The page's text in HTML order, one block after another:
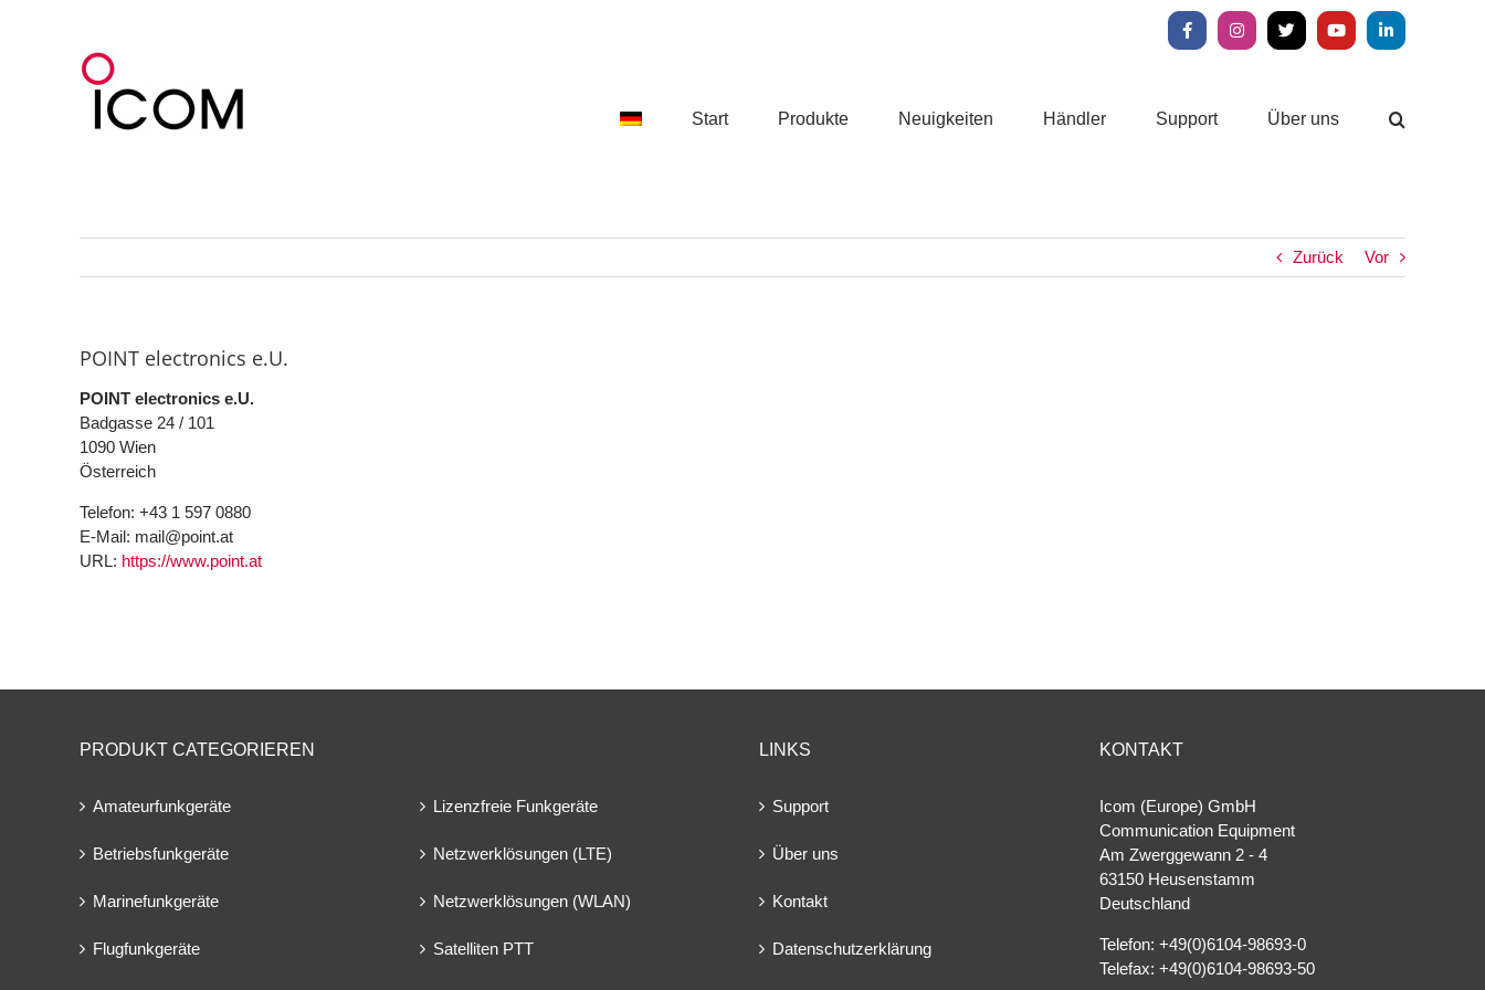
FacebookInstagram
X YouTubeLinkedIn
Start Produkte Neuigkeiten Händler Support Über uns
Zurück Vor
POINT electronics e.U.
POINT electronics e.U.
Badgasse 24 / 101
1090 Wien
Österreich
Telefon: +43 1 597 0880
E-Mail: mail@point.at
URL: https://www.point.at
PRODUKT CATEGORIEREN
Amateurfunkgeräte
Betriebsfunkgeräte
Marinefunkgeräte
Flugfunkgeräte
Lizenzfreie Funkgeräte
Netzwerklösungen (LTE)
Netzwerklösungen (WLAN)
Satelliten PTT
LINKS
Support
Über uns
Kontakt
Datenschutzerklärung
KONTAKT
Icom (Europe) GmbH
Communication Equipment
Am Zwerggewann 2 ‐ 4
63150 Heusenstamm
Deutschland
Telefon: +49(0)6104-98693-0
Telefax: +49(0)6104-98693-50